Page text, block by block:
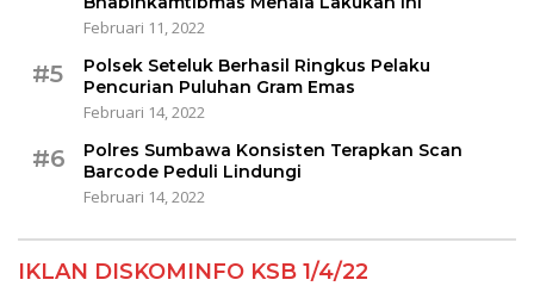
Februari 11, 2022
#5
Polsek Seteluk Berhasil Ringkus Pelaku
Pencurian Puluhan Gram Emas
Februari 14, 2022
#6
Polres Sumbawa Konsisten Terapkan Scan
Barcode Peduli Lindungi
Februari 14, 2022
IKLAN DISKOMINFO KSB 1/4/22